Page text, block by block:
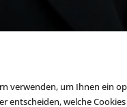
verwenden, um Ihnen ein
entscheiden, welche